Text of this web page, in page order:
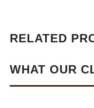
RELATED
WHAT OUR